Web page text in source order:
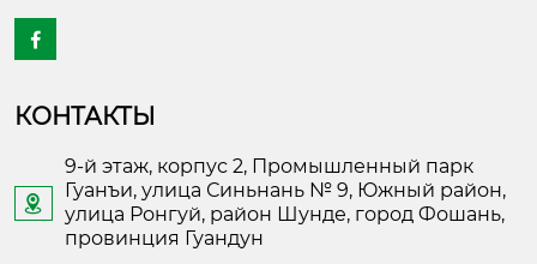

КОНТАКТЫ

9-й этаж, корпус 2, Промышленный парк
Гуанъи, улица Синьнань № 9, Южный район,
улица Ронгуй, район Шунде, город Фошань,
провинция Гуандун